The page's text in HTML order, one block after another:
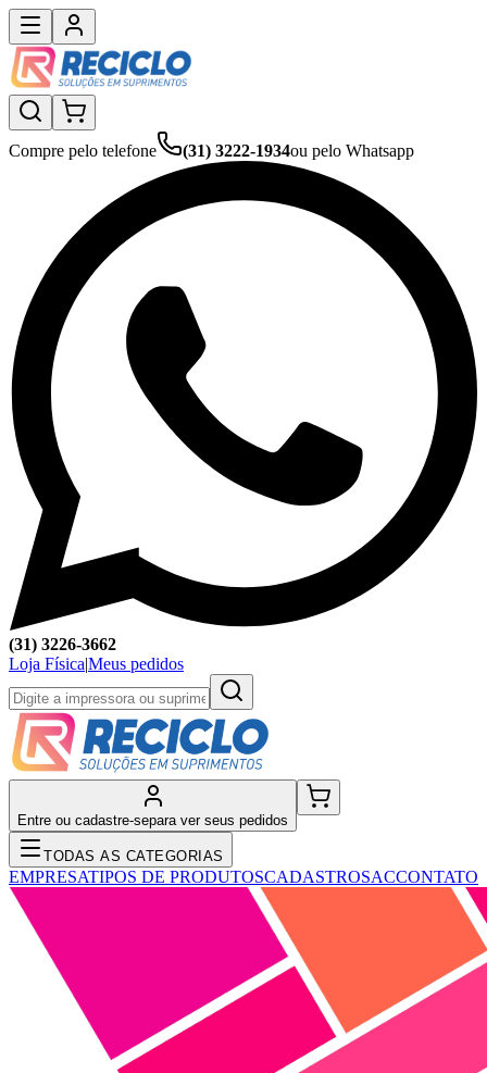
Compre pelo telefone (31) 3222-1934ou pelo Whatsapp
(31) 3226-3662
Loja Física|Meus pedidos
Entre ou cadastre-separa ver seus pedidos
TODAS AS CATEGORIAS
EMPRESATIPOS DE PRODUTOSCADASTROSACCONTATO